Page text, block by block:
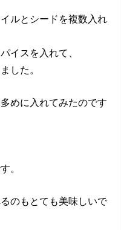
ルとシードを複数入れ
イスを入れて、
した。
めに入れてみたのです
。
のもとても美味しいで